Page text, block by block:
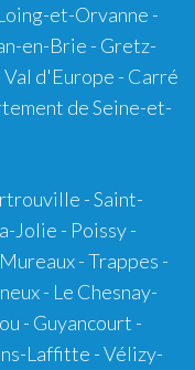
et-Orvanne -
en-Brie - Gretz-
d'Europe - Carré
de Seine-et-
- Saint-
Jolie - Poissy -
- Trappes -
- Le Chesnay-
- Guyancourt -
Laffitte - Vélizy-